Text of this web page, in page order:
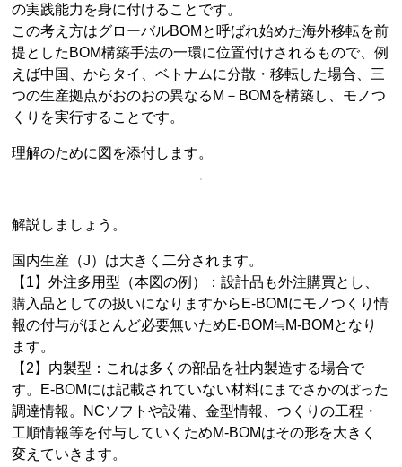
の実践能力を身に付けることです。
この考え方はグローバルBOMと呼ばれ始めた海外移転を前
提としたBOM構築手法の一環に位置付けされるもので、例
えば中国、からタイ、ベトナムに分散・移転した場合、三
つの生産拠点がおのおの異なるM－BOMを構築し、モノつ
くりを実行することです。
理解のために図を添付します。
解説しましょう。
国内生産（J）は大きく二分されます。
【1】外注多用型（本図の例）：設計品も外注購買とし、
購入品としての扱いになりますからE-BOMにモノつくり情
報の付与がほとんど必要無いためE-BOM≒M-BOMとなり
ます。
【2】内製型：これは多くの部品を社内製造する場合で
す。E-BOMには記載されていない材料にまでさかのぼった
調達情報。NCソフトや設備、金型情報、つくりの工程・
工順情報等を付与していくためM-BOMはその形を大きく
変えていきます。